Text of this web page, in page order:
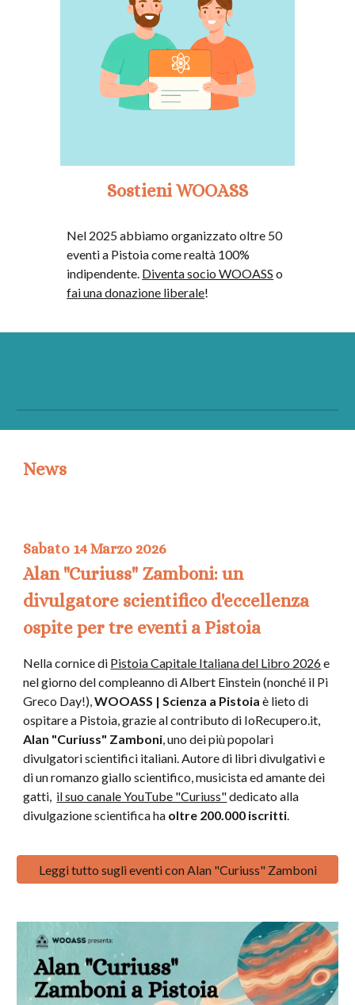
Sostieni WOOASS
Nel 2025 abbiamo organizzato oltre 50
eventi a Pistoiacomerealtà 100%
indipendente. Diventa socio WOOASS o
fai una donazione liberale!
News
Sabato 14 Marzo 2026
Alan "Curiuss" Zamboni: un
divulgatore scientifico d'eccellenza
ospite per tre eventi a Pistoia
Nella cornice di Pistoia Capitale Italiana del Libro 2026e
nel giorno del compleanno di Albert Einstein (nonché il Pi
Greco Day!),WOOASS | Scienza a Pistoia è lieto di
ospitare a Pistoia, grazie al contributo di IoRecupero.it,
Alan "Curiuss" Zamboni, uno dei più popolari
divulgatori scientifici italiani. Autore di libri divulgativi e
di un romanzo giallo scientifico, musicista ed amante dei
gatti, il suo canale YouTube "Curiuss"dedicato alla
divulgazione scientifica ha oltre 200.000 iscritti.
Leggi tutto sugli eventi con Alan "Curiuss" Zamboni